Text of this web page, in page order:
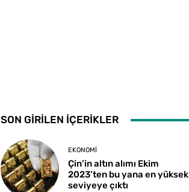
SON GİRİLEN İÇERİKLER
EKONOMI
Çin’in altın alımı Ekim
2023’ten bu yana en yüksek
seviyeye çıktı